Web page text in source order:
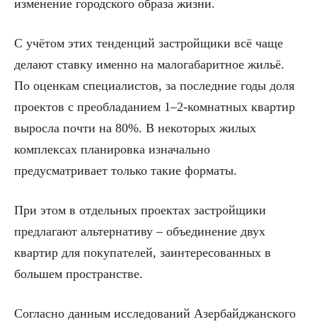
изменение городского образа жизни.
С учётом этих тенденций застройщики всё чаще
делают ставку именно на малогабаритное жильё.
По оценкам специалистов, за последние годы доля
проектов с преобладанием 1–2-комнатных квартир
выросла почти на 80%. В некоторых жилых
комплексах планировка изначально
предусматривает только такие форматы.
При этом в отдельных проектах застройщики
предлагают альтернативу – объединение двух
квартир для покупателей, заинтересованных в
большем пространстве.
Согласно данным исследований Азербайджанского